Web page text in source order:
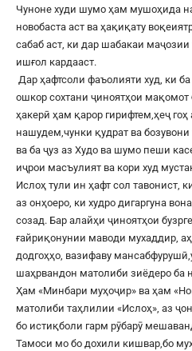
Чуноне худи шумо ҳам мушоҳида
новобаста аст ва ҳақиқату
сабаб аст, ки дар шабакаи маҷозии
ишғол кардааст.
Дар ҳафтсоли фаъолияти худ, ки
ошкор сохтани ҷиноятҳои
ҳакерӣ ҳам қарор гирифтем,ҳеҷ
нашудем,чунки қудрат ва
ва ба ҷуз аз Худо ва шумо пеши
иҷрои масъулият ва кори худ
Ислоҳ тули ин ҳафт сол тавонист,
аз онҳоеро, ки худро дигаргуна
созад. Бар алайҳи ҷиноятҳои
ғайриқонунии маводи мухаддир,
додгоҳҳо, вазифаву
шаҳрвандон матолиби зиёдеро ба
Ҳам «Минбари муҳоҷир» ва ҳам
матолиби таҳлилии «Ислоҳ», аз
бо истиқболи гарм рӯбарӯ
Тамоси мо бо дохили кишвар,бо